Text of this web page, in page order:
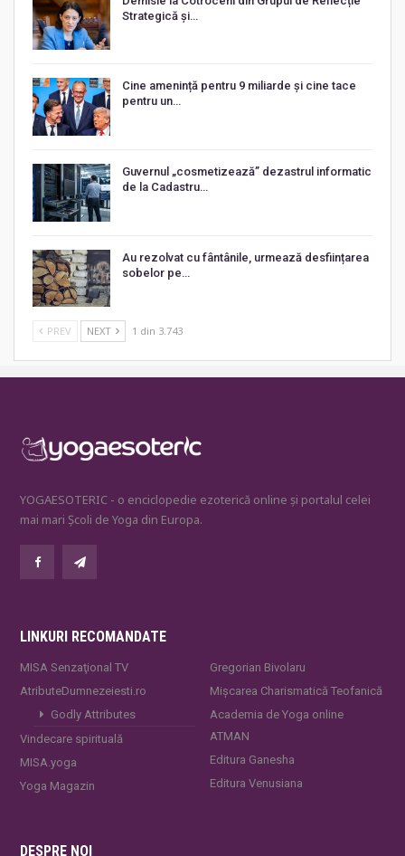
Strategică și…
Cine amenință pentru 9 miliarde și cine tace
pentru un…
Guvernul „cosmetizează” dezastrul informatic
de la Cadastru…
Au rezolvat cu fântânile, urmează desființarea
sobelor pe…
PREV NEXT 1 din 3.743
YOGAESOTERIC - o enciclopedie ezoterică online și portalul celei
mai mari Școli de Yoga din Europa.
LINKURI RECOMANDATE
MISA Senzaţional TV
AtributeDumnezeiesti.ro
Godly Attributes
Vindecare spirituală
MISA.yoga
Yoga Magazin
Gregorian Bivolaru
Mișcarea Charismatică Teofanică
Academia de Yoga online
ATMAN
Editura Ganesha
Editura Venusiana
DESPRE NOI